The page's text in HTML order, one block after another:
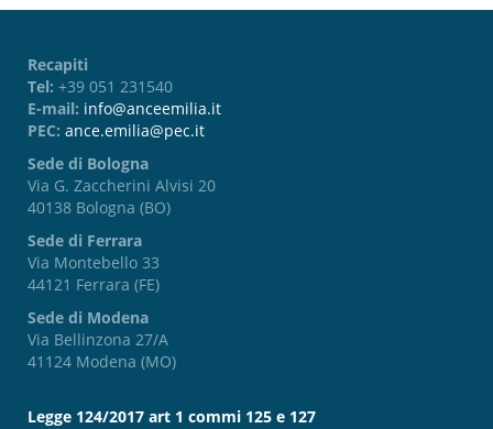
Recapiti
Tel: +39 051 231540
E-mail: info@anceemilia.it
PEC: ance.emilia@pec.it
Sede di Bologna
Via G. Zaccherini Alvisi 20
40138 Bologna (BO)
Sede di Ferrara
Via Montebello 33
44121 Ferrara (FE)
Sede di Modena
Via Bellinzona 27/A
41124 Modena (MO)
Legge 124/2017 art 1 commi 125 e 127